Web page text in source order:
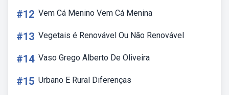
#12 Vem Cá Menino Vem Cá Menina
#13 Vegetais é Renovável Ou Não Renovável
#14 Vaso Grego Alberto De Oliveira
#15 Urbano E Rural Diferenças